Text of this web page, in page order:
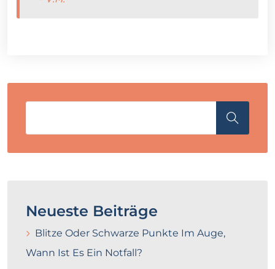
Neueste Beiträge
Blitze Oder Schwarze Punkte Im Auge,
Wann Ist Es Ein Notfall?